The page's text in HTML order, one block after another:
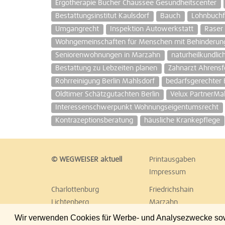
Wir verwenden Cookies für Werbe- und Analysezwecke
Ergotherapie Bucher Chaussee Gesundheitscenter
Bestattungsinstitut Kaulsdorf
Bauch
Umgangrecht
Inspektion Autowerkstatt Raser
Wohngemeinschaften für Menschen mit
Seniorenwohnungen in Marzahn
Bestattung zu Lebzeiten planen
Zahnarzt
Rohrreinigung Berlin Mahlsdorf
bedarfsgerechter
Oldtimer Schätzgutachten Berlin
Velux
Interessenschwerpunkt Wohnungseigentumsrecht
Kontrazeptionsberatung
häusliche Krankepflege
© WEGWEISER aktuell Printausgaben
Impressum
Charlottenburg Friedrichshain
Lichtenberg
Marzahn
Reinickendorf
Schöneberg